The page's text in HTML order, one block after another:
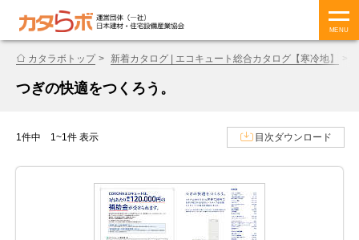
MENU
カタラボトップ 新着カタログ | エコキュート総合カタログ【寒冷地】
つぎの快適をつくろう。
1件中 1~1件 表示 目次ダウンロード